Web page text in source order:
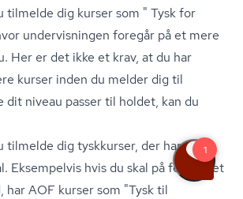
tilmelde dig kurser som " Tysk for
undervisningen foregår på et mere
Her er det ikke et krav, at du har
kurser inden du melder dig til
dit niveau passer til holdet, kan du
tilmelde dig tyskkurser, der har
Eksempelvis hvis du skal på ferie til et
har AOF kurser som "Tysk til